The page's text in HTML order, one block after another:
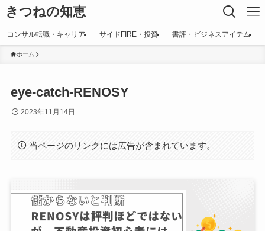
きつねの知恵
コンサル転職・キャリア サイドFIRE・投資 書評・ビジネスアイテム
ホーム
eye-catch-RENOSY
2023年11月14日
当ページのリンクには広告が含まれています。